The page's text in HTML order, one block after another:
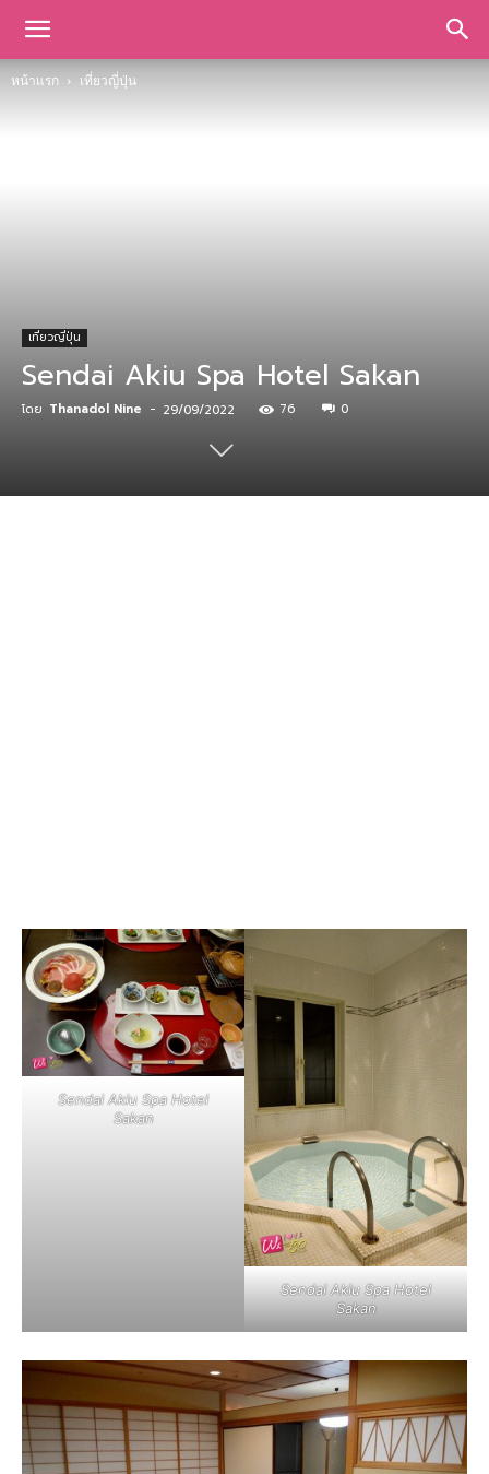
หน้าแรก เที่ยวญี่ปุ่น
เที่ยวญี่ปุ่น
Sendai Akiu Spa Hotel Sakan
โดย Thanadol Nine - 29/09/2022 76 0
Sendai Akiu Spa Hotel
Sakan
Sendai Akiu Spa Hotel
Sakan